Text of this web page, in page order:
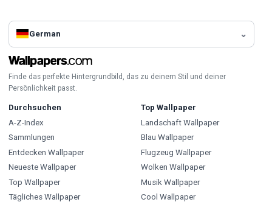
German
Finde das perfekte Hintergrundbild, das zu deinem Stil und deiner
Persönlichkeit passt.
Durchsuchen
A-Z-Index
Sammlungen
Entdecken Wallpaper
Neueste Wallpaper
Top Wallpaper
Tägliches Wallpaper
Top Wallpaper
Landschaft Wallpaper
Blau Wallpaper
Flugzeug Wallpaper
Wolken Wallpaper
Musik Wallpaper
Cool Wallpaper